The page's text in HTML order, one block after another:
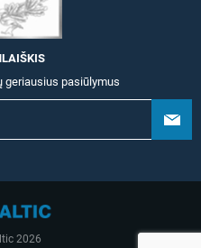
geriausius pasiūlymus
2026